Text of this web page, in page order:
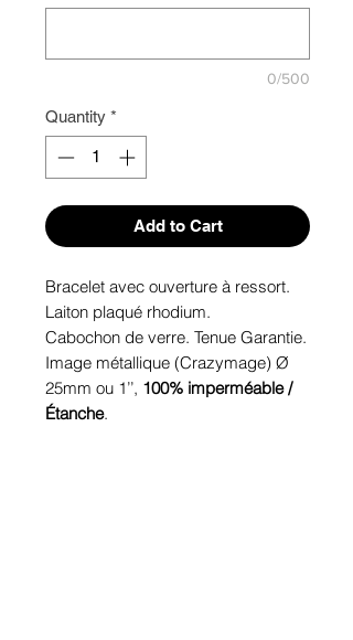
0/500
Quantity *
Add to Cart
Bracelet avec ouverture à ressort.
Laiton plaqué rhodium.
Cabochon de verre. Tenue Garantie.
Image métallique (Crazymage) Ø
25mm ou 1’’, 100% imperméable /
Étanche.